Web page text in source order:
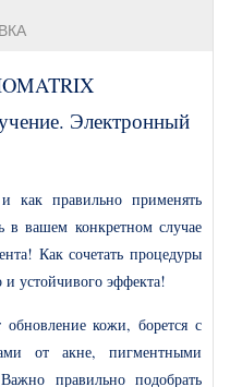
Электронный
как правильно применять
вашем конкретном случае
Как сочетать процедуры
устойчивого эффекта!
кожи, борется с
от акне, пигментными
правильно подобрать